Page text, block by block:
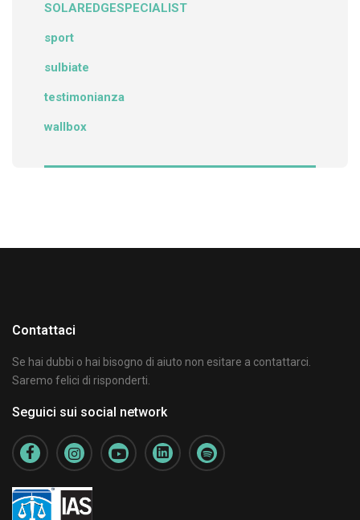
SOLAREDGESPECIALIST
sport
sulbiate
testimonianza
wallbox
Contattaci
Se hai dubbi o hai bisogno di aiuto non esitare a contattarci.
Saremo felici di risponderti.
Seguici sui social network